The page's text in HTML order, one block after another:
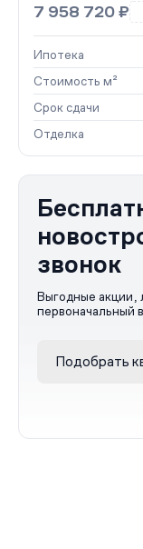
7 958 720 ₽
Ипотека
Стоимость м²
Срок сдачи
Отделка
звонок
Выгодные акции,
первоначальный
Подобрать